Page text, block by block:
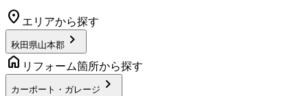
location_on エリアから探す
秋田県山本郡 chevron_right
home リフォーム箇所から探す
カーポート・ガレージ chevron_right